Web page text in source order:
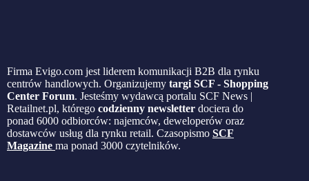
Firma Evigo.com jest liderem komunikacji B2B dla rynku
centrów handlowych. Organizujemy targi SCF - Shopping
Center Forum. Jesteśmy wydawcą portalu SCF News |
Retailnet.pl, którego codzienny newsletter dociera do
ponad 6000 odbiorców: najemców, deweloperów oraz
dostawców usług dla rynku retail. Czasopismo SCF
Magazine ma ponad 3000 czytelników.